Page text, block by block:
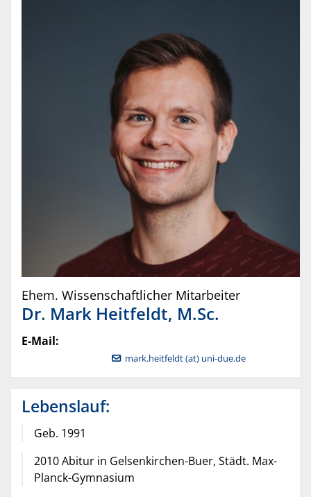
Ehem. Wissenschaftlicher Mitarbeiter
Dr. Mark Heitfeldt, M.Sc.
E-Mail:
mark.heitfeldt (at) uni-due.de
Lebenslauf:
Geb. 1991
2010 Abitur in Gelsenkirchen-Buer, Städt. Max-
Planck-Gymnasium